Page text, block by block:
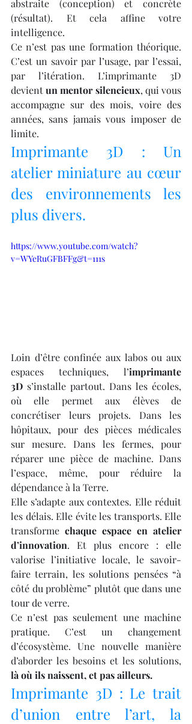
abstraite (conception) et concrète
(résultat). Et cela affine votre
intelligence.
Ce n’est pas une formation théorique.
C’est un savoir par l’usage, par l’essai,
par l’itération. L’imprimante 3D
devient un mentor silencieux, qui vous
accompagne sur des mois, voire des
années, sans jamais vous imposer de
limite.
Imprimante 3D : Un
atelier miniature au cœur
des environnements les
plus divers.
https://www.youtube.com/watch?
v=WYeRuGFBFFg&t=111s
Loin d’être confinée aux labos ou aux
espaces techniques, l’imprimante
3D s’installe partout. Dans les écoles,
où elle permet aux élèves de
concrétiser leurs projets. Dans les
hôpitaux, pour des pièces médicales
sur mesure. Dans les fermes, pour
réparer une pièce de machine. Dans
l’espace, même, pour réduire la
dépendance à la Terre.
Elle s’adapte aux contextes. Elle réduit
les délais. Elle évite les transports. Elle
transforme chaque espace en atelier
d’innovation. Et plus encore : elle
valorise l’initiative locale, le savoir-
faire terrain, les solutions pensées “à
côté du problème” plutôt que dans une
tour de verre.
Ce n’est pas seulement une machine
pratique. C’est un changement
d’écosystème. Une nouvelle manière
là où ils naissent, et pas ailleurs.
Imprimante 3D : Le trait
d’union entre l’art, la